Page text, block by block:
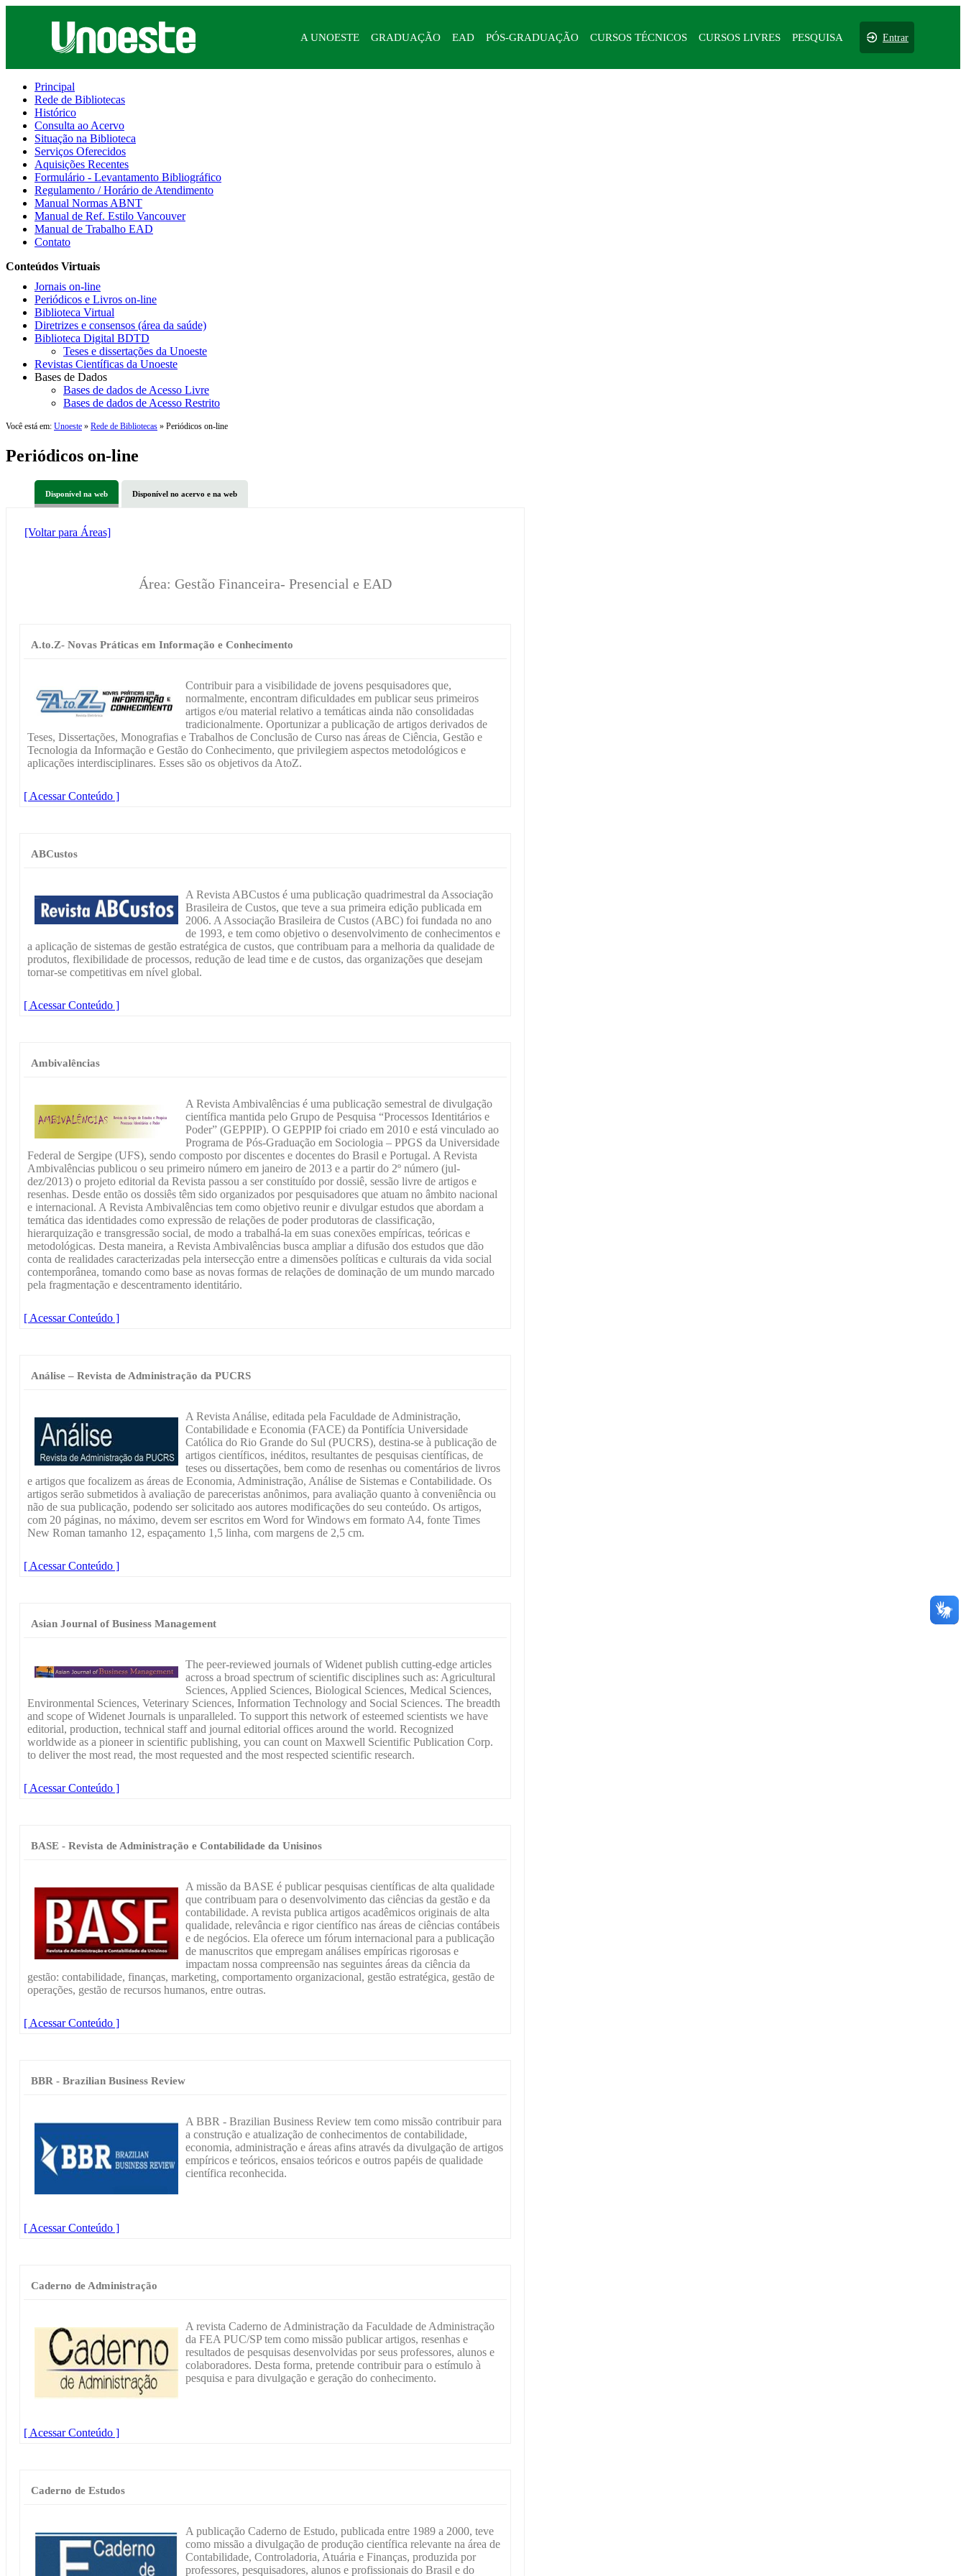
A UNOESTE GRADUAÇÃO EAD PÓS-GRADUAÇÃO CURSOS TÉCNICOS CURSOS LIVRES PESQUISA Entrar
Principal
Rede de Bibliotecas
Histórico
Consulta ao Acervo
Situação na Biblioteca
Serviços Oferecidos
Aquisições Recentes
Formulário - Levantamento Bibliográfico
Regulamento / Horário de Atendimento
Manual Normas ABNT
Manual de Ref. Estilo Vancouver
Manual de Trabalho EAD
Contato
Conteúdos Virtuais
Jornais on-line
Periódicos e Livros on-line
Biblioteca Virtual
Diretrizes e consensos (área da saúde)
Biblioteca Digital BDTD
Teses e dissertações da Unoeste
Revistas Científicas da Unoeste
Bases de Dados
Bases de dados de Acesso Livre
Bases de dados de Acesso Restrito
Você está em: Unoeste » Rede de Bibliotecas » Periódicos on-line
Periódicos on-line
Disponível na web Disponível no acervo e na web
[Voltar para Áreas]
Área: Gestão Financeira- Presencial e EAD
A.to.Z- Novas Práticas em Informação e Conhecimento
Contribuir para a visibilidade de jovens pesquisadores que,
normalmente, encontram dificuldades em publicar seus primeiros
artigos e/ou material relativo a temáticas ainda não consolidadas
tradicionalmente. Oportunizar a publicação de artigos derivados de
Teses, Dissertações, Monografias e Trabalhos de Conclusão de Curso nas áreas de Ciência, Gestão e
Tecnologia da Informação e Gestão do Conhecimento, que privilegiem aspectos metodológicos e
aplicações interdisciplinares. Esses são os objetivos da AtoZ.
[ Acessar Conteúdo ]
ABCustos
A Revista ABCustos é uma publicação quadrimestral da Associação
Brasileira de Custos, que teve a sua primeira edição publicada em
2006. A Associação Brasileira de Custos (ABC) foi fundada no ano
de 1993, e tem como objetivo o desenvolvimento de conhecimentos e
a aplicação de sistemas de gestão estratégica de custos, que contribuam para a melhoria da qualidade de
produtos, flexibilidade de processos, redução de lead time e de custos, das organizações que desejam
tornar-se competitivas em nível global.
[ Acessar Conteúdo ]
Ambivalências
A Revista Ambivalências é uma publicação semestral de divulgação
científica mantida pelo Grupo de Pesquisa “Processos Identitários e
Poder” (GEPPIP). O GEPPIP foi criado em 2010 e está vinculado ao
Programa de Pós-Graduação em Sociologia – PPGS da Universidade
Federal de Sergipe (UFS), sendo composto por discentes e docentes do Brasil e Portugal. A Revista
Ambivalências publicou o seu primeiro número em janeiro de 2013 e a partir do 2º número (jul-
dez/2013) o projeto editorial da Revista passou a ser constituído por dossiê, sessão livre de artigos e
resenhas. Desde então os dossiês têm sido organizados por pesquisadores que atuam no âmbito nacional
e internacional. A Revista Ambivalências tem como objetivo reunir e divulgar estudos que abordam a
temática das identidades como expressão de relações de poder produtoras de classificação,
hierarquização e transgressão social, de modo a trabalhá-la em suas conexões empíricas, teóricas e
metodológicas. Desta maneira, a Revista Ambivalências busca ampliar a difusão dos estudos que dão
conta de realidades caracterizadas pela intersecção entre a dimensões políticas e culturais da vida social
contemporânea, tomando como base as novas formas de relações de dominação de um mundo marcado
pela fragmentação e descentramento identitário.
[ Acessar Conteúdo ]
Análise – Revista de Administração da PUCRS
A Revista Análise, editada pela Faculdade de Administração,
Contabilidade e Economia (FACE) da Pontifícia Universidade
Católica do Rio Grande do Sul (PUCRS), destina-se à publicação de
artigos científicos, inéditos, resultantes de pesquisas científicas, de
teses ou dissertações, bem como de resenhas ou comentários de livros
e artigos que focalizem as áreas de Economia, Administração, Análise de Sistemas e Contabilidade. Os
artigos serão submetidos à avaliação de pareceristas anônimos, para avaliação quanto à conveniência ou
não de sua publicação, podendo ser solicitado aos autores modificações do seu conteúdo. Os artigos,
com 20 páginas, no máximo, devem ser escritos em Word for Windows em formato A4, fonte Times
New Roman tamanho 12, espaçamento 1,5 linha, com margens de 2,5 cm.
[ Acessar Conteúdo ]
Asian Journal of Business Management
The peer-reviewed journals of Widenet publish cutting-edge articles
across a broad spectrum of scientific disciplines such as: Agricultural
Sciences, Applied Sciences, Biological Sciences, Medical Sciences,
Environmental Sciences, Veterinary Sciences, Information Technology and Social Sciences. The breadth
and scope of Widenet Journals is unparalleled. To support this network of esteemed scientists we have
editorial, production, technical staff and journal editorial offices around the world. Recognized
worldwide as a pioneer in scientific publishing, you can count on Maxwell Scientific Publication Corp.
to deliver the most read, the most requested and the most respected scientific research.
[ Acessar Conteúdo ]
BASE - Revista de Administração e Contabilidade da Unisinos
A missão da BASE é publicar pesquisas científicas de alta qualidade
que contribuam para o desenvolvimento das ciências da gestão e da
contabilidade. A revista publica artigos acadêmicos originais de alta
qualidade, relevância e rigor científico nas áreas de ciências contábeis
e de negócios. Ela oferece um fórum internacional para a publicação
de manuscritos que empregam análises empíricas rigorosas e
impactam nossa compreensão nas seguintes áreas da ciência da
gestão: contabilidade, finanças, marketing, comportamento organizacional, gestão estratégica, gestão de
operações, gestão de recursos humanos, entre outras.
[ Acessar Conteúdo ]
BBR - Brazilian Business Review
A BBR - Brazilian Business Review tem como missão contribuir para
a construção e atualização de conhecimentos de contabilidade,
economia, administração e áreas afins através da divulgação de artigos
empíricos e teóricos, ensaios teóricos e outros papéis de qualidade
científica reconhecida.
[ Acessar Conteúdo ]
Caderno de Administração
A revista Caderno de Administração da Faculdade de Administração
da FEA PUC/SP tem como missão publicar artigos, resenhas e
resultados de pesquisas desenvolvidas por seus professores, alunos e
colaboradores. Desta forma, pretende contribuir para o estímulo à
pesquisa e para divulgação e geração do conhecimento.
[ Acessar Conteúdo ]
Caderno de Estudos
A publicação Caderno de Estudo, publicada entre 1989 a 2000, teve
como missão a divulgação de produção científica relevante na área de
Contabilidade, Controladoria, Atuária e Finanças, produzida por
professores, pesquisadores, alunos e profissionais do Brasil e do